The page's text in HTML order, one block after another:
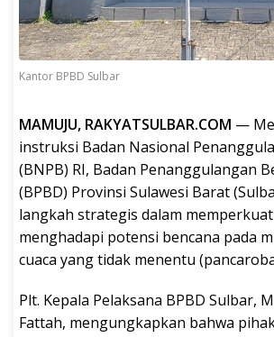
Kantor BPBD Sulbar
MAMUJU, RAKYATSULBAR.COM —
instruksi Badan Nasional
(BNPB) RI, Badan Penanggulangan
(BPBD) Provinsi Sulawesi Barat
langkah strategis dalam
menghadapi potensi bencana pada
cuaca yang tidak menentu
Plt. Kepala Pelaksana BPBD Sulbar,
Fattah, mengungkapkan bahwa